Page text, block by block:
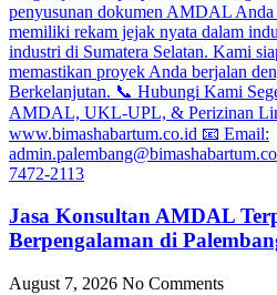
Jasa Konsultan AMDAL
Berpengalaman di
August 7, 2026 No Comments